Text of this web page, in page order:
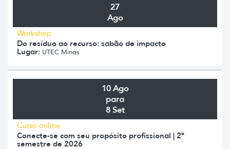
27
Ago
Workshop
Do resíduo ao recurso: sabão de impacto
Lugar: UTEC Minas
10 Ago
para
8 Set
Curso online
Conecte-se com seu propósito profissional | 2º
semestre de 2026